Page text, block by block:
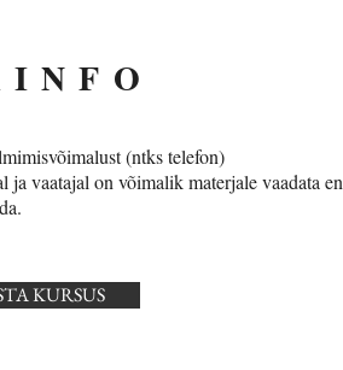
(ntks telefon)
vaatajal on võimalik materjale vaadata
KURSUS